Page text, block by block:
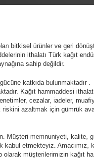
bitkisel ürünler ve geri
ithalatı Türk kağıt
sahip değildir.
katkıda bulunmaktadır
Kağıt hammaddesi
cezalar, iadeler,
azaltmak için gümrük
Müşteri memnuniyeti, kalite,
etmekteyiz. Amacımız,
müşterilerimizin kağıt